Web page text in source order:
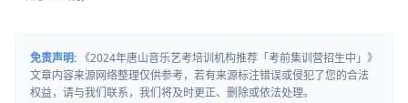
免责声明: 《2024年唐山音乐艺考培训机构推荐「考前集训营招生中」》
文章内容来源网络整理仅供参考，若有来源标注错误或侵犯了您的合法
权益，请与我们联系，我们将及时更正、删除或依法处理。